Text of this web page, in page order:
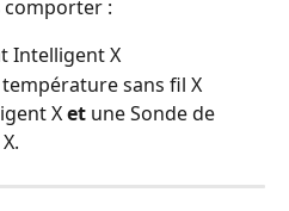
comporter :
Intelligent X
température sans fil X
X et une Sonde de